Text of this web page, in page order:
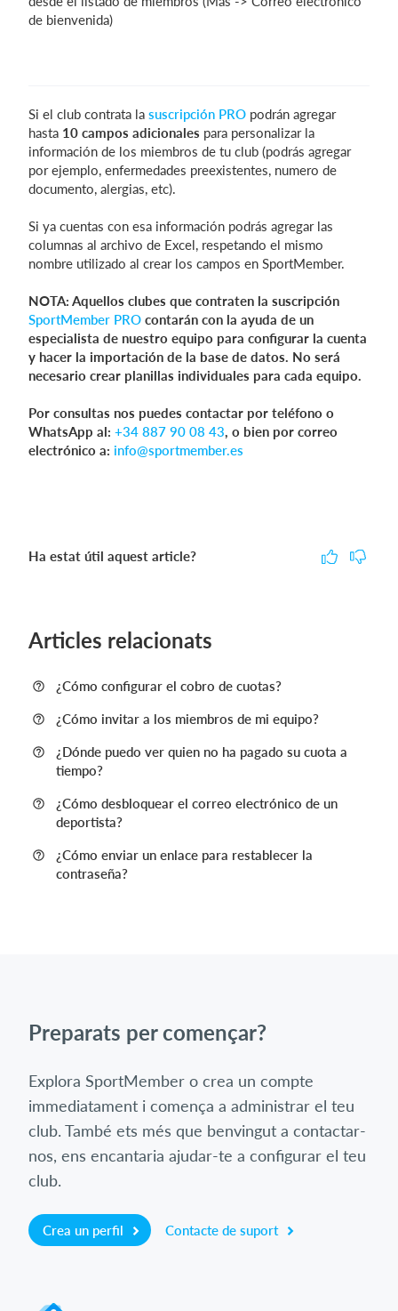
de bienvenida)
Si el club contrata la suscripción PRO podrán agregar
hasta 10 campos adicionales para personalizar la
información de los miembros de tu club (podrás agregar
por ejemplo, enfermedades preexistentes, numero de
documento, alergias, etc).
Si ya cuentas con esa información podrás agregar las
columnas al archivo de Excel, respetando el mismo
nombre utilizado al crear los campos en SportMember.
NOTA: Aquellos clubes que contraten la suscripción
SportMember PRO contarán con la ayuda de un
especialista de nuestro equipo para configurar la cuenta
y hacer la importación de la base de datos. No será
necesario crear planillas individuales para cada equipo.
Por consultas nos puedes contactar por teléfono o
WhatsApp al: +34 887 90 08 43, o bien por correo
electrónico a: info@sportmember.es
Ha estat útil aquest article?
Articles relacionats
¿Cómo configurar el cobro de cuotas?
¿Cómo invitar a los miembros de mi equipo?
¿Dónde puedo ver quien no ha pagado su cuota a
tiempo?
¿Cómo desbloquear el correo electrónico de un
deportista?
¿Cómo enviar un enlace para restablecer la
contraseña?
Preparats per començar?
Explora SportMember o crea un compte
immediatament i comença a administrar el teu
club. També ets més que benvingut a contactar-
nos, ens encantaria ajudar-te a configurar el teu
club.
Crea un perfil Contacte de suport